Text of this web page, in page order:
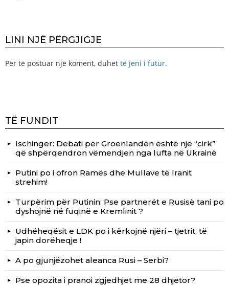
LINI NJË PËRGJIGJE
Për të postuar një koment, duhet të jeni i futur.
TË FUNDIT
Ischinger: Debati për Groenlandën është një “cirk”
që shpërqendron vëmendjen nga lufta në Ukrainë
Putini po i ofron Ramës dhe Mullave të Iranit
strehim!
Turpërim për Putinin: Pse partnerët e Rusisë tani po
dyshojnë në fuqinë e Kremlinit ?
Udhëheqësit e LDK po i kërkojnë njëri – tjetrit, të
japin dorëheqje !
A po gjunjëzohet aleanca Rusi – Serbi?
Pse opozita i pranoi zgjedhjet me 28 dhjetor?